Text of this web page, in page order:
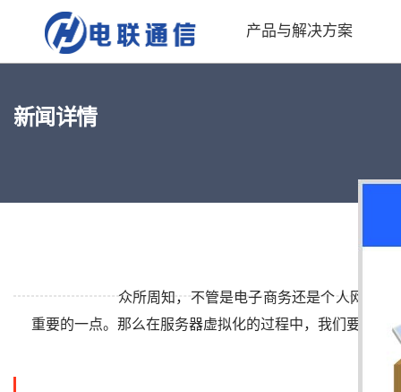
产品与解决方案
新闻详情
众所周知，不管是电子商务还是个人网站
重要的一点。那么在服务器虚拟化的过程中，我们要谨防